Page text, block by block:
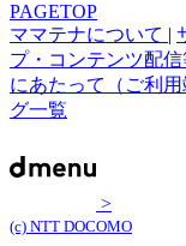
PAGETOP
ママテナについて |
プ・コンテンツ配
にあたって（ご利
グ一覧
>
(c) NTT DOCOMO